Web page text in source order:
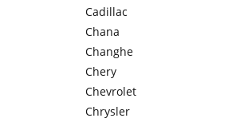
Cadillac
Chana
Changhe
Chery
Chevrolet
Chrysler